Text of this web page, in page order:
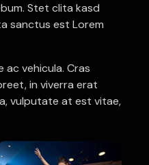
Stet clita kasd
sanctus est Lorem
ac vehicula. Cras
in viverra erat
vulputate at est vitae,